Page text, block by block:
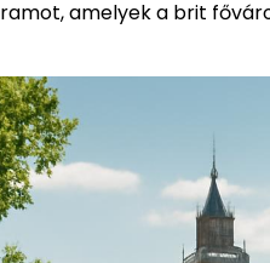
amelyek a brit